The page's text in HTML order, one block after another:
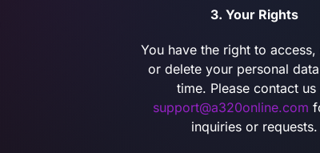
3. Your Rights
You have the right to
or delete your personal
time. Please contact us
support@a320online.com
inquiries or requests.